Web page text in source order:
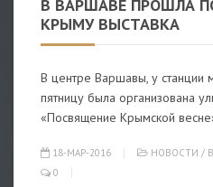
В ВАРШАВЕ ПРОШЛА
КРЫМУ ВЫСТАВКА
В центре Варшавы, у станции
пятницу была организована
«Посвящение Крымской
18-МАР-2016 НОВОСТИ /
0